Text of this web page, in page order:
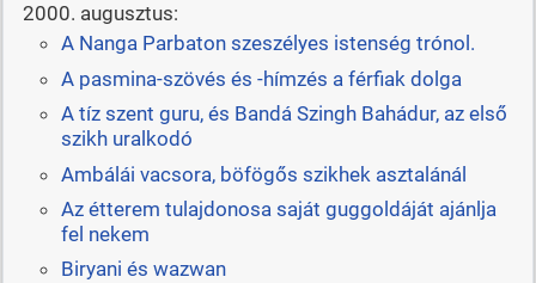
2000. augusztus:
A Nanga Parbaton szeszélyes istenség trónol.
A pasmina-szövés és -hímzés a férfiak dolga
A tíz szent guru, és Bandá Szingh Bahádur, az első
szikh uralkodó
Ambálái vacsora, böfögős szikhek asztalánál
Az étterem tulajdonosa saját guggoldáját ajánlja
fel nekem
Biryani és wazwan